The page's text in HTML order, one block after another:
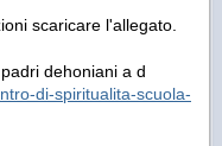
scaricare l'allegato.
dehoniani a d
di-spiritualita-scuola-